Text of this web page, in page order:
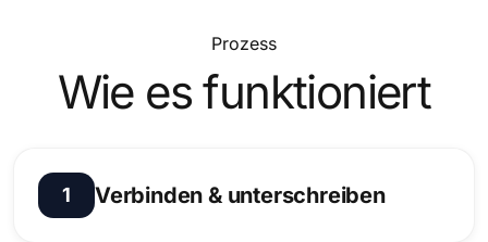
Prozess
Wie es funktioniert
1 Verbinden & unterschreiben